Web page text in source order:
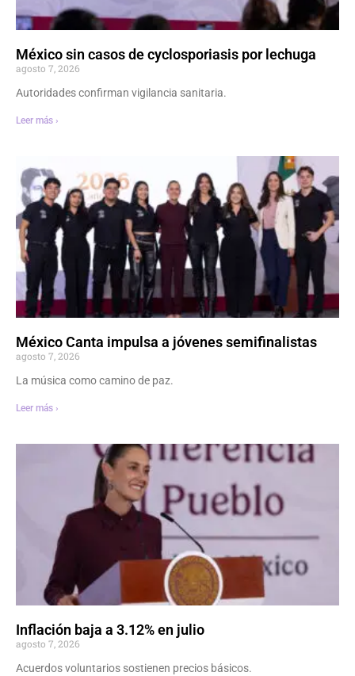
México sin casos de cyclosporiasis por lechuga
agosto 7, 2026
Autoridades confirman vigilancia sanitaria.
Leer más ›
México Canta impulsa a jóvenes semifinalistas
agosto 7, 2026
La música como camino de paz.
Leer más ›
Inflación baja a 3.12% en julio
agosto 7, 2026
Acuerdos voluntarios sostienen precios básicos.